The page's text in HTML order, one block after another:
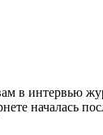
в интервью
началась